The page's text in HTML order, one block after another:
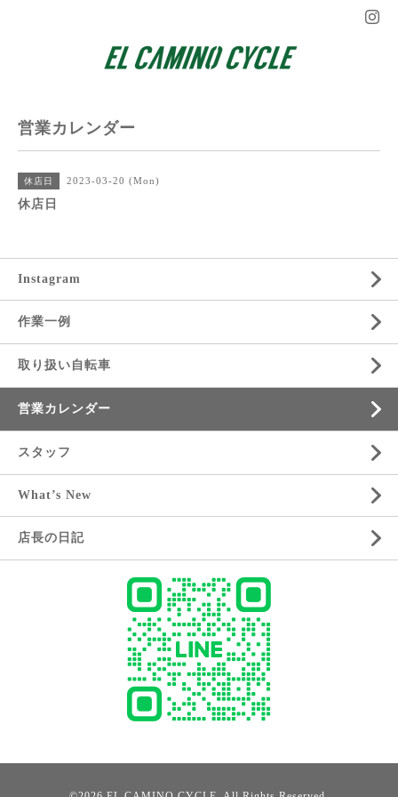
営業カレンダー
休店日 2023-03-20 (Mon)
休店日
Instagram
作業一例
取り扱い自転車
営業カレンダー
スタッフ
What’s New
店長の日記